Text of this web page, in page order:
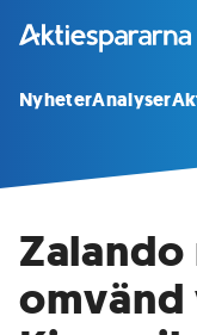
NyheterAnalyser